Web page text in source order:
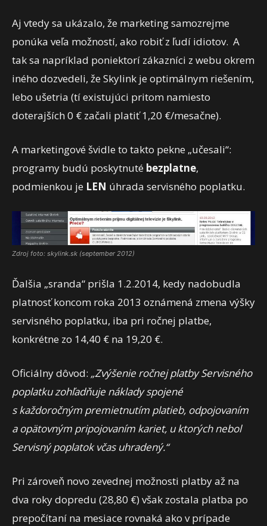
Aj vtedy sa ukázalo, že marketing samozrejme
ponúka veľa možností, ako robiť z ľudí idiotov. A
tak sa napríklad poniektorí zákazníci z webu okrem
iného dozvedeli, že Skylink je optimálnym riešením,
lebo ušetria (tí existujúci pritom namiesto
doterajších 0 € začali platiť 1,20 €/mesačne).
A marketingové švidle to takto pekne „učesali“:
programy budú poskytnuté bezplatne,
podmienkou je LEN úhrada servisného poplatku.
Zdroj foto: skylink.sk (september 2012)
Ďalšia „sranda“ prišla 1.2.2014, kedy nadobudla
platnosť koncom roka 2013 oznámená zmena výšky
servisného poplatku, iba pri ročnej platbe,
konkrétne zo 14,40 € na 19,20 €.
Oficiálny dôvod: „Zvýšenie ročnej platby Servisného
poplatku zohľadňuje náklady spojené
s každoročným premietnutím platieb, odpojovaním
a opätovným pripojovaním kariet, u ktorých nebol
Servisný poplatok včas uhradený.“
Pri zároveň novo zevednej možnosti platby až na
dva roky dopredu (28,80 €) však zostala platba po
prepočítaní na mesiace rovnaká ako v prípade